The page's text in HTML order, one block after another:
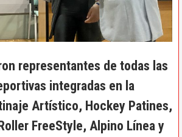
representantes de todas las
integradas en la
Artístico, Hockey Patines,
FreeStyle, Alpino Línea y